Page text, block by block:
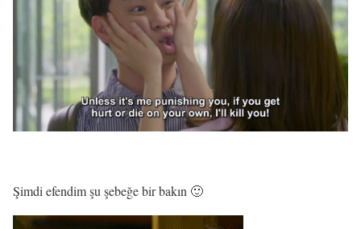
Şimdi efendim şu şebeğe bir bakın 🙂